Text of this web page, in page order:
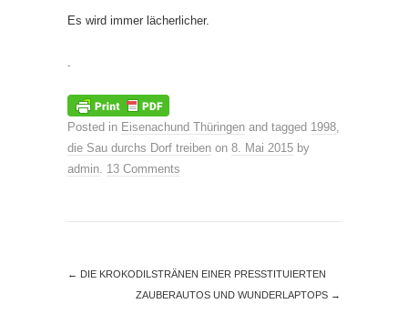
Es wird immer lächerlicher.
.
Posted in Eisenachund Thüringen and tagged 1998
die Sau durchs Dorf treiben on 8. Mai 2015 by
admin 13 Comments
← DIE KROKODILSTRÄNEN EINER PRESSTITUIERTEN
ZAUBERAUTOS UND WUNDERLAPTOPS →